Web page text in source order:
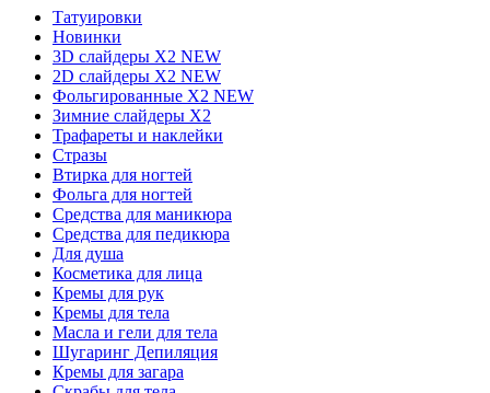
Татуировки
Новинки
3D слайдеры X2 NEW
2D слайдеры X2 NEW
Фольгированные X2 NEW
Зимние слайдеры Х2
Трафареты и наклейки
Стразы
Втирка для ногтей
Фольга для ногтей
Средства для маникюра
Средства для педикюра
Для душа
Косметика для лица
Кремы для рук
Кремы для тела
Масла и гели для тела
Шугаринг Депиляция
Кремы для загара